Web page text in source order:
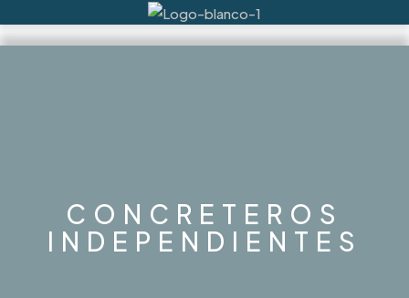
CONCRETEROS
INDEPENDIENTES